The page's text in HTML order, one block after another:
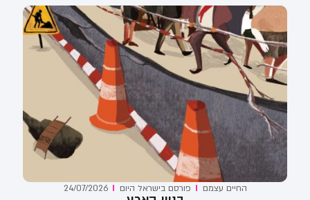
החיים עצמם פורסם בישראל היום 24/07/2026